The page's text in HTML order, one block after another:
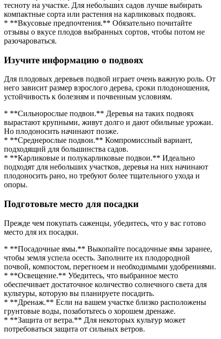
тесноту на участке. Для небольших садов лучше выбирать
компактные сорта или растения на карликовых подвоях.
* **Вкусовые предпочтения.** Обязательно почитайте
отзывы о вкусе плодов выбранных сортов, чтобы потом не
разочароваться.
Изучите информацию о подвоях
Для плодовых деревьев подвой играет очень важную роль. От
него зависит размер взрослого дерева, сроки плодоношения,
устойчивость к болезням и почвенным условиям.
* **Сильнорослые подвои.** Деревья на таких подвоях
вырастают крупными, живут долго и дают обильные урожаи.
Но плодоносить начинают позже.
* **Среднерослые подвои.** Компромиссный вариант,
подходящий для большинства садов.
* **Карликовые и полукарликовые подвои.** Идеально
подходят для небольших участков, деревья на них начинают
плодоносить рано, но требуют более тщательного ухода и
опоры.
Подготовьте место для посадки
Прежде чем покупать саженцы, убедитесь, что у вас готово
место для их посадки.
* **Посадочные ямы.** Выкопайте посадочные ямы заранее,
чтобы земля успела осесть. Заполните их плодородной
почвой, компостом, перегноем и необходимыми удобрениями.
* **Освещение.** Убедитесь, что выбранное место
обеспечивает достаточное количество солнечного света для
культуры, которую вы планируете посадить.
* **Дренаж.** Если на вашем участке близко расположены
грунтовые воды, позаботьтесь о хорошем дренаже.
* **Защита от ветра.** Для некоторых культур может
потребоваться защита от сильных ветров.